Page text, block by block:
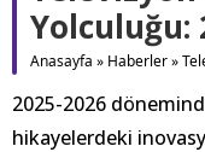
Yolculuğu:
Anasayfa » Haberler»
2025-2026
hikayelerdeki